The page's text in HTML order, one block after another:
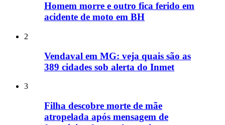
Homem morre e outro fica ferido em
acidente de moto em BH
2
Vendaval em MG: veja quais são as
389 cidades sob alerta do Inmet
3
Filha descobre morte de mãe
atropelada após mensagem de